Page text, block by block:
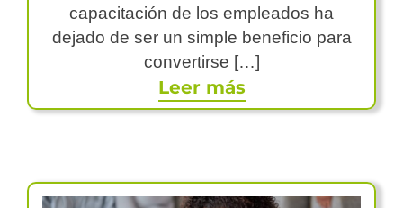
capacitación de los empleados ha
dejado de ser un simple beneficio para
convertirse […]
Leer más